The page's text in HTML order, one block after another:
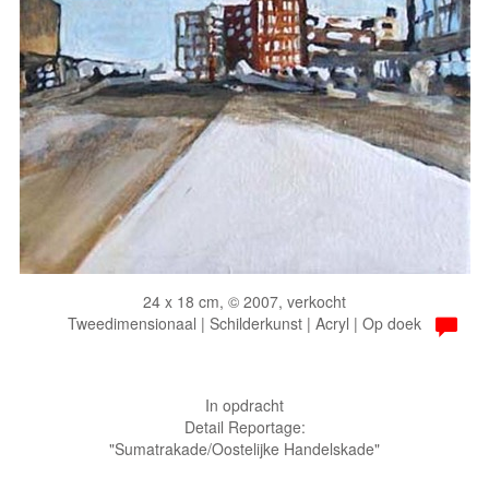
24 x 18 cm, © 2007, verkocht
Tweedimensionaal | Schilderkunst | Acryl | Op doek
In opdracht
Detail Reportage:
"Sumatrakade/Oostelijke Handelskade"